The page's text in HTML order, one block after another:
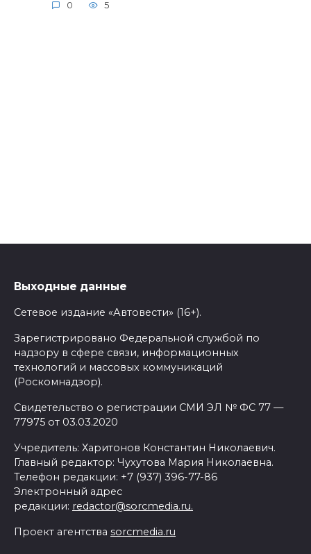
0 5
Выходные данные
Сетевое издание «Автовести» (16+).
Зарегистрировано Федеральной службой по
надзору в сфере связи, информационных
технологий и массовых коммуникаций
(Роскомнадзор).
Свидетельство о регистрации СМИ ЭЛ № ФС 77 —
77975 от 03.03.2020
Учредитель: Харитонов Константин Николаевич.
Главный редактор: Чухутова Мария Николаевна.
Телефон редакции: +7 (937) 396-77-86
Электронный адрес
редакции: redactor@sorcmedia.ru.
Проект агентства sorcmedia.ru